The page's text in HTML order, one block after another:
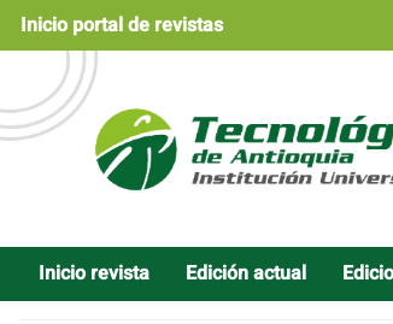
Navegación
principal
Contenido
principal
Barra
lateral
Inicio portal de revistas
Inicio revista Edición actual